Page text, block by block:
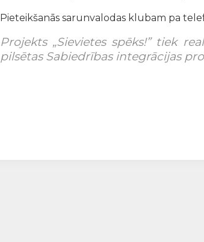
Pieteikšanās sarunvalodas klubam pa
Projekts „Sievietes spēks!” tiek
pilsētas Sabiedrības integrācijas